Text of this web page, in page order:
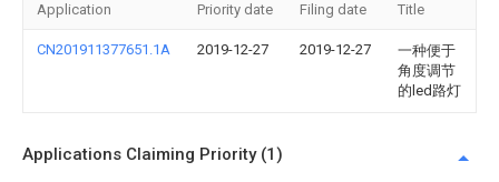
Application Priority date Filing date Title
CN201911377651.1A 2019-12-27 2019-12-27
一种便于
角度调节
的led路灯
Applications Claiming Priority (1)